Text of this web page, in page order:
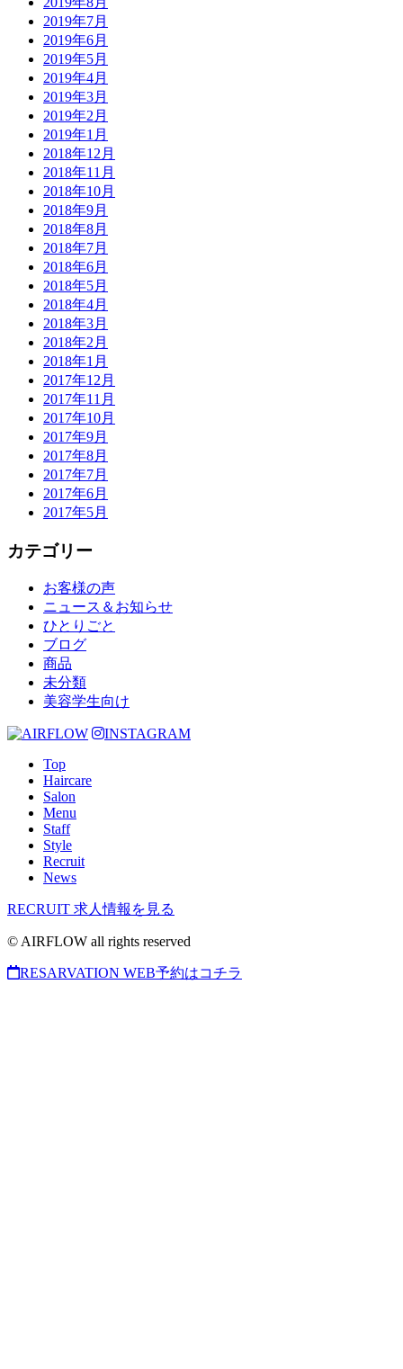
2019年7月
2019年6月
2019年5月
2019年4月
2019年3月
2019年2月
2019年1月
2018年12月
2018年11月
2018年10月
2018年9月
2018年8月
2018年7月
2018年6月
2018年5月
2018年4月
2018年3月
2018年2月
2018年1月
2017年12月
2017年11月
2017年10月
2017年9月
2017年8月
2017年7月
2017年6月
2017年5月
カテゴリー
お客様の声
ニュース＆お知らせ
ひとりごと
ブログ
商品
未分類
美容学生向け
INSTAGRAM
Top
Haircare
Salon
Menu
Staff
Style
Recruit
News
RECRUIT 求人情報を見る
© AIRFLOW all rights reserved
RESARVATION WEB予約はコチラ